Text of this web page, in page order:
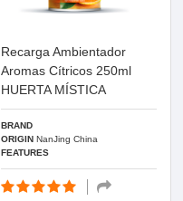
Recarga Ambientador
Aromas Cítricos 250ml
HUERTA MÍSTICA
BRAND
ORIGINNanJing China
FEATURES